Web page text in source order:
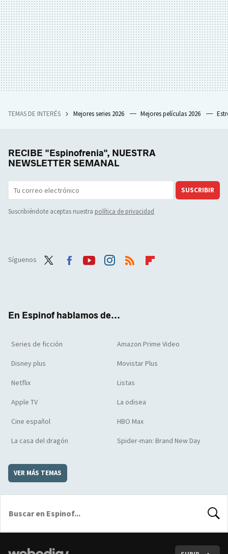
TEMAS DE INTERÉS Mejores series 2026 Mejores películas 2026
RECIBE "Espinofrenia", NUESTRA
NEWSLETTER SEMANAL
SUSCRIBIR
Suscribiéndote aceptas nuestra política de privacidad
Síguenos
En Espinof hablamos de...
Series de ficción Amazon Prime Video
Disney plus Movistar Plus
Netflix Listas
Apple TV La odisea
Cine español HBO Max
La casa del dragón Spider-man: Brand New Day
VER MÁS TEMAS